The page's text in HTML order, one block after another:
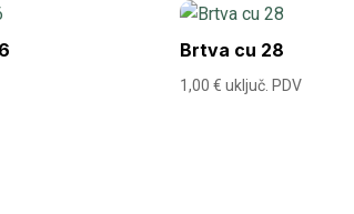
Brtva cu 28
1,00€ uključ. PDV